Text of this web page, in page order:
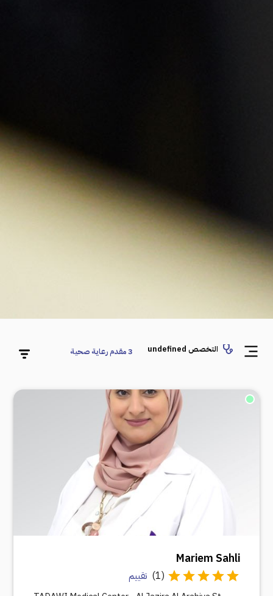
التخصص undefined 3مقدم رعاية صحية
Mariem Sahli
(
1
) تقييم